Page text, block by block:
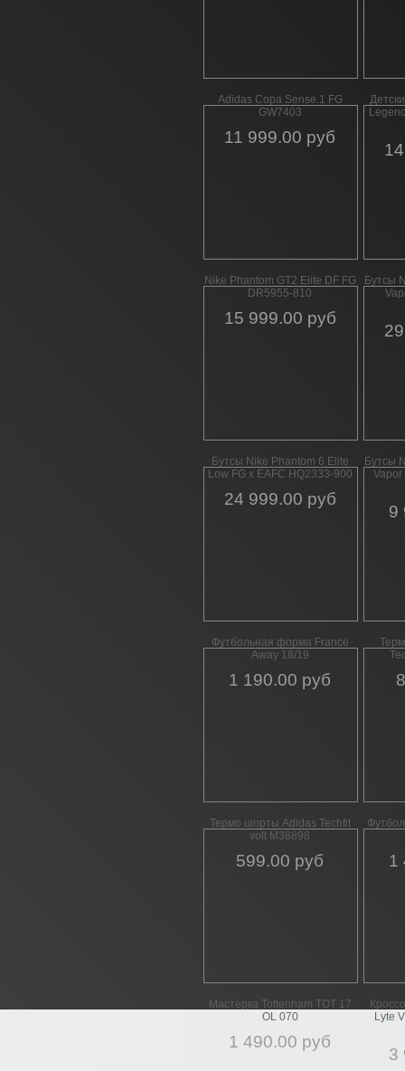
Adidas Copa Sense.1 FG
GW7403
11 999.00 руб
Nike Phantom GT2 Elite DF FG
DR5955-810
15 999.00 руб
Бутсы
Бутсы Nike Phantom 6 Elite
Low FG x EAFC HQ2333-900
24 999.00 руб
Бутсы
Vapor
9
Футбольная форма France
Away 18/19
1 190.00 руб
Термо шорты Adidas Techfit
volt M38898
599.00 руб 1
Мастерка Tottenham TOT 17
OL 070
1 490.00 руб
Lyte
3